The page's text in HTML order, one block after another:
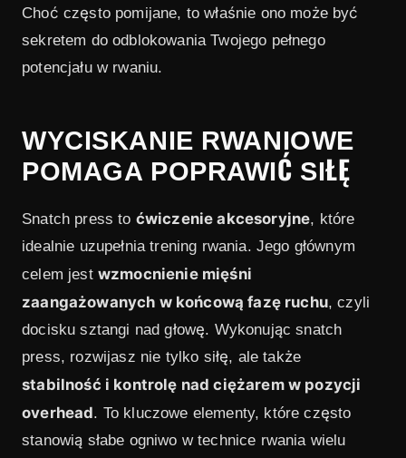
4 Podsumowanie
Choć często pomijane, to właśnie ono może być
sekretem do odblokowania Twojego pełnego
potencjału w rwaniu.
WYCISKANIE RWANIOWE
POMAGA POPRAWIĆ SIŁĘ
Snatch press to ćwiczenie akcesoryjne, które
idealnie uzupełnia trening rwania. Jego głównym
celem jest wzmocnienie mięśni
zaangażowanych w końcową fazę ruchu, czyli
docisku sztangi nad głowę. Wykonując snatch
press, rozwijasz nie tylko siłę, ale także
stabilność i kontrolę nad ciężarem w pozycji
overhead. To kluczowe elementy, które często
stanowią słabe ogniwo w technice rwania wielu